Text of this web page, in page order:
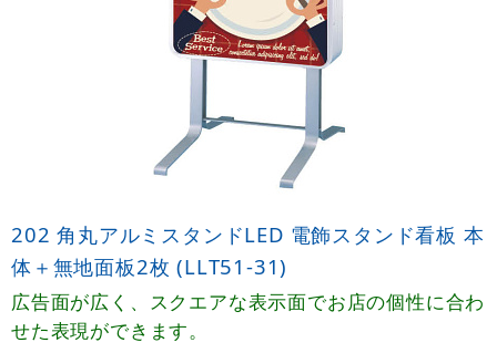
202 角丸アルミスタンドLED 電飾スタンド看板 本
体＋無地面板2枚 (LLT51-31)
広告面が広く、スクエアな表示面でお店の個性に合わ
せた表現ができます。